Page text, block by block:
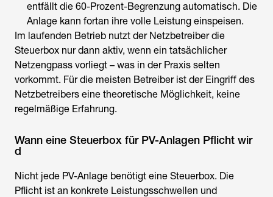
entfällt die 60-Prozent-Begrenzung automatisch. Die
Anlage kann fortan ihre volle Leistung einspeisen.
Im laufenden Betrieb nutzt der Netzbetreiber die
Steuerbox nur dann aktiv, wenn ein tatsächlicher
Netzengpass vorliegt – was in der Praxis selten
vorkommt. Für die meisten Betreiber ist der Eingriff des
Netzbetreibers eine theoretische Möglichkeit, keine
regelmäßige Erfahrung.
Wann eine Steuerbox für PV-Anlagen Pflicht wir
d
Nicht jede PV-Anlage benötigt eine Steuerbox. Die
Pflicht ist an konkrete Leistungsschwellen und